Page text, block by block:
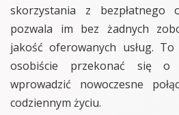
skorzystania z bezpłatnego
pozwala im bez żadnych
jakość oferowanych usług.
osobiście przekonać się o
wprowadzić nowoczesne
codziennym życiu.